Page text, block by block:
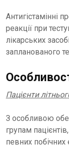
Антигістамінні
реакції при
лікарських
запланованого
Пацієнти
З особливою
групам
певних побічних